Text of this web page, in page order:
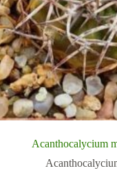
Acanthocalycium